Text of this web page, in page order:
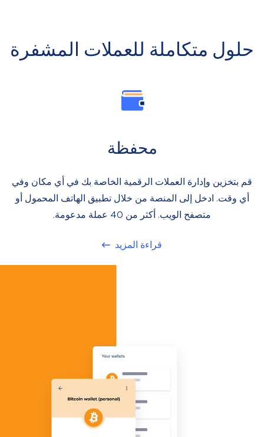
حلول متكاملة للعملات المشفرة
محفظة
قم بتخزين وإدارة العملات الرقمية الخاصة بك في أي مكان وفي
أي وقت. ادخل إلى المنصة من خلال تطبيق الهاتف المحمول أو
متصفح الويب. أكثر من 40 عملة مدعومة.
قراءة المزيد